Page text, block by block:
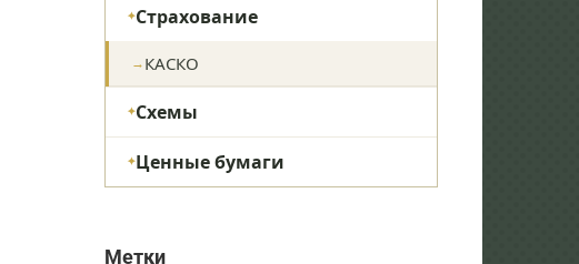
Страхование
КАСКО
Схемы
Ценные бумаги
Метки